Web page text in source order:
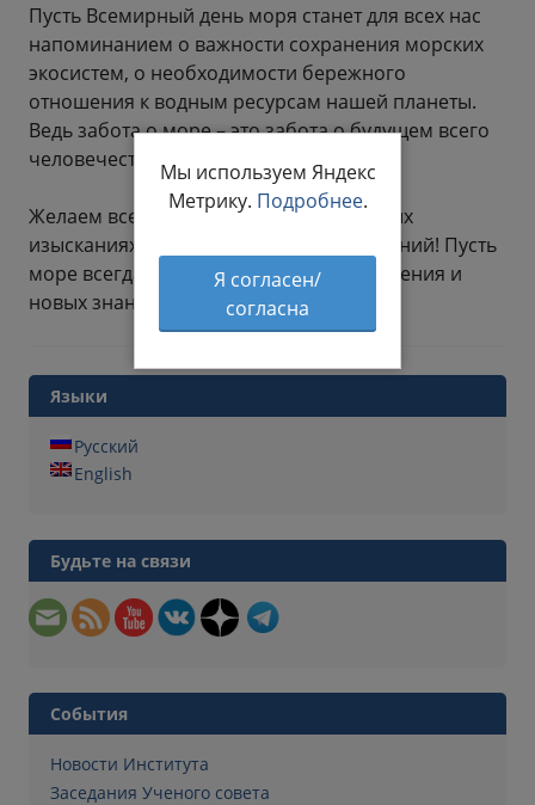
Пусть Всемирный день моря станет для всех нас
напоминанием о важности сохранения морских
экосистем, о необходимости бережного
отношения к водным ресурсам нашей планеты.
Ведь забота о море – это забота о будущем всего
человечества.
Желаем всем попутного ветра в научных
изысканиях, новых открытий и достижений! Пусть
море всегда будет источником вдохновения и
новых знаний!
Языки
Русский
English
Будьте на связи
События
Новости Института
Заседания Ученого совета
Мы используем Яндекс
Метрику. Подробнее.
Я согласен/
согласна